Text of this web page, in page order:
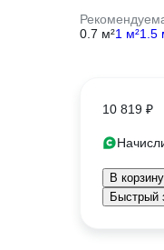
0.7 м²1 м²1.5
10 819 ₽
В корзину
Быстрый